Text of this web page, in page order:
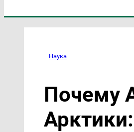
Наука
Почему